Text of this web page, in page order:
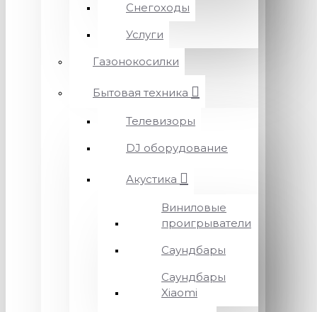
Снегоходы
Услуги
Газонокосилки
Бытовая техника
Телевизоры
DJ оборудование
Акустика
Виниловые
проигрыватели
Саундбары
Саундбары
Xiaomi